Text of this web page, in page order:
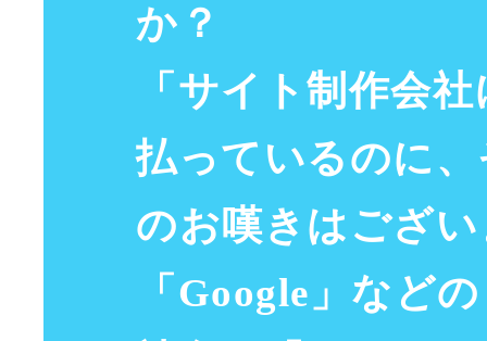
か？
「 サイト 制作会社
払っているのに
のお嘆き はござ
「 Google 」など